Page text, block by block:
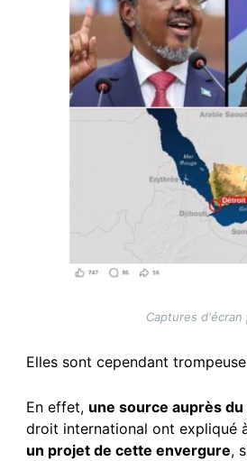
Captures
Elles sont cependant
En effet, une source auprès
droit international ont expliqué
un projet de cette envergure,